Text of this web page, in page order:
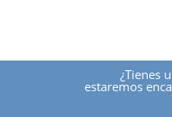
¿tienes una pregunta?
estaremos